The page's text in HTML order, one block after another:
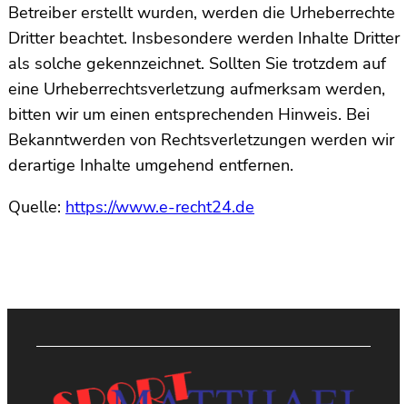
Betreiber erstellt wurden, werden die Urheberrechte
Dritter beachtet. Insbesondere werden Inhalte Dritter
als solche gekennzeichnet. Sollten Sie trotzdem auf
eine Urheberrechtsverletzung aufmerksam werden,
bitten wir um einen entsprechenden Hinweis. Bei
Bekanntwerden von Rechtsverletzungen werden wir
derartige Inhalte umgehend entfernen.
Quelle: https://www.e-recht24.de